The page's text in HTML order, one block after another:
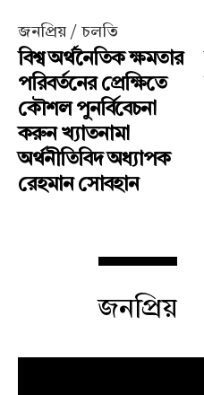
জনপ্রিয় / চলতি
বিশ্ব অর্থনৈতিক ক্ষমতার
পরিবর্তনের প্রেক্ষিতে
কৌশল পুনর্বিবেচনা
করুন খ্যাতনামা
অর্থনীতিবিদ অধ্যাপক
রেহমান সোবহান
জনপ্রিয়